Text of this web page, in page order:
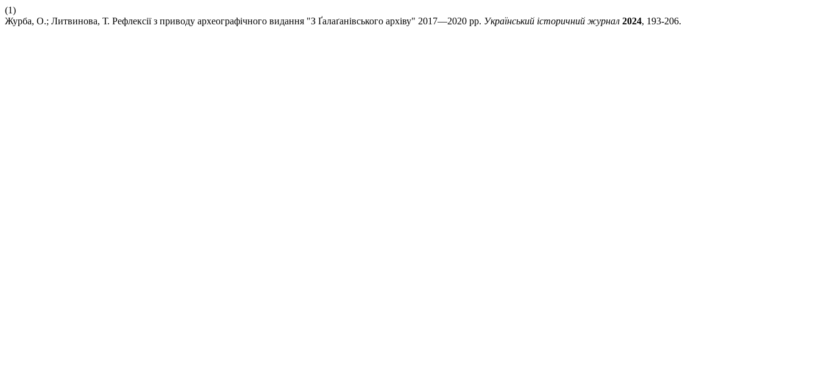
(1)
Журба, О.; Литвинова, Т. Рефлексії з приводу археографічного видання "З Ґалаґанівського архіву" 2017—2020 рр. Український історичний журнал 2024, 193-206.